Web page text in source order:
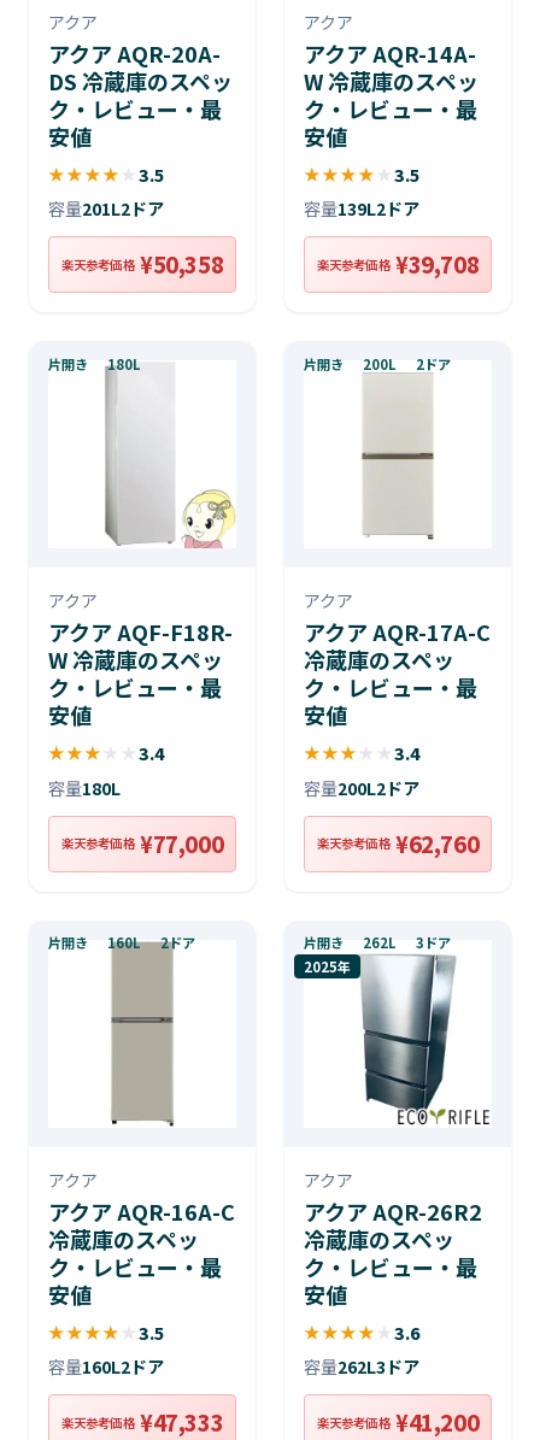
アクア
アクア AQR-20A-
DS 冷蔵庫のスペッ
ク・レビュー・最
安値
★★★★ ★ 3.5
容量201L2ドア
楽天参考価格 ¥50,358
アクア
アクア AQR-14A-
W 冷蔵庫のスペッ
ク・レビュー・最
安値
★★★★ ★ 3.5
容量139L2ドア
楽天参考価格 ¥39,708
片開き 180L
アクア
アクア AQF-F18R-
W 冷蔵庫のスペッ
ク・レビュー・最
安値
★★★ ★ ★ 3.4
容量180L
楽天参考価格 ¥77,000
片開き 200L 2ドア
アクア
アクア AQR-17A-C
冷蔵庫のスペッ
ク・レビュー・最
安値
★★★ ★ ★ 3.4
容量200L2ドア
楽天参考価格 ¥62,760
片開き 160L 2ドア
アクア
アクア AQR-16A-C
冷蔵庫のスペッ
ク・レビュー・最
安値
★★★★ ★ 3.5
容量160L2ドア
楽天参考価格 ¥47,333
片開き 262L
3ドア
2025年
アクア
アクア AQR-26R2
冷蔵庫のスペッ
ク・レビュー・最
安値
★★★★ ★ 3.6
容量262L3ドア
楽天参考価格 ¥41,200